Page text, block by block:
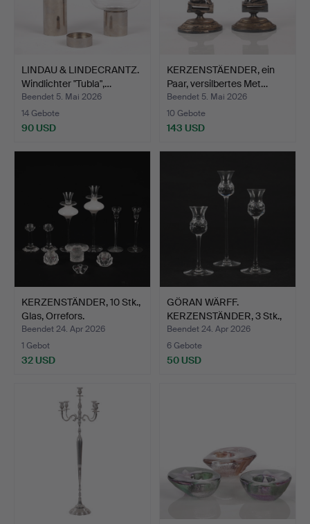
LINDAU & LINDECRANTZ.
Windlichter "Tubla",…
Beendet 5. Mai 2026
14 Gebote
90 USD
KERZENSTÄENDER, ein
Paar, versilbertes Met…
Beendet 5. Mai 2026
10 Gebote
143 USD
KERZENSTÄNDER, 10 Stk.,
Glas, Orrefors.
Beendet 24. Apr 2026
1 Gebot
32 USD
GÖRAN WÄRFF.
KERZENSTÄNDER, 3 Stk.,
"Princ…
Beendet 24. Apr 2026
6 Gebote
50 USD